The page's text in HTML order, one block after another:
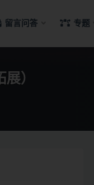
留言问答 专题
）